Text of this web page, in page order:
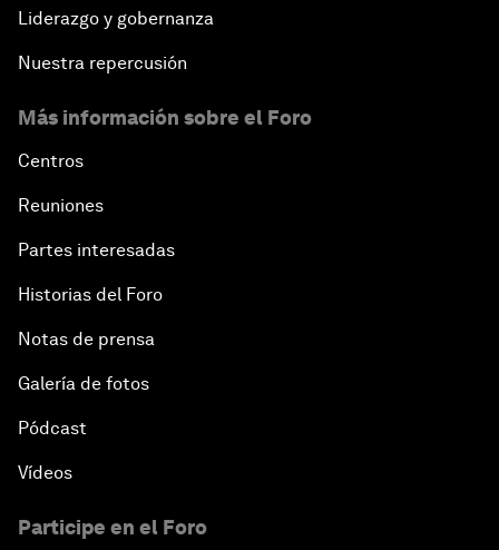
Liderazgo y gobernanza
Nuestra repercusión
Más información sobre el Foro
Centros
Reuniones
Partes interesadas
Historias del Foro
Notas de prensa
Galería de fotos
Pódcast
Vídeos
Participe en el Foro